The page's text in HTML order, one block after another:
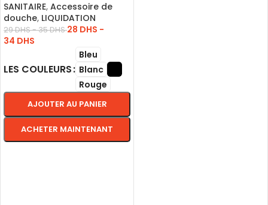
SANITAIRE, Accessoire de
douche, LIQUIDATION
29DHS-35DHS 28 DHS -
34 DHS
LES COULEURS
Bleu
Blanc
Rouge
AJOUTER AU PANIER
ACHETER MAINTENANT